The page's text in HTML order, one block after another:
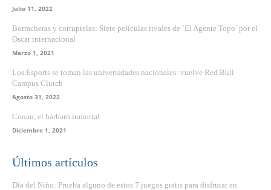
Julio 11, 2022
Borracheras y corruptelas: Siete películas rivales de ‘El Agente Topo’ por el
Oscar internacional
Marzo 1, 2021
Los Esports se toman las universidades nacionales: vuelve Red Bull
Campus Clutch
Agosto 31, 2022
Conan, el bárbaro inmortal
Diciembre 1, 2021
Últimos artículos
Día del Niño: Prueba alguno de estos 7 juegos gratis para disfrutar en